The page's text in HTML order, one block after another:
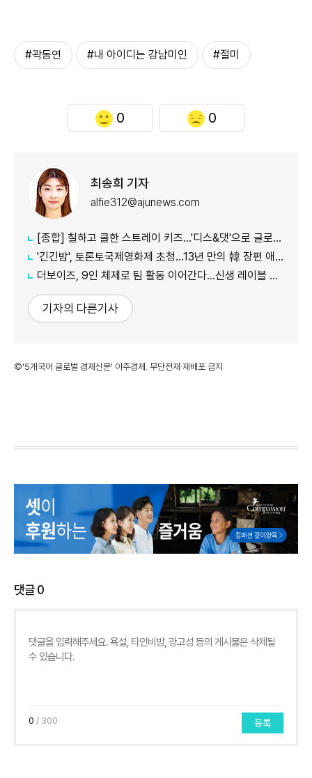
#곽동연 #내 아이디는 강남미인 #절미
0 0
최송희 기자
alfie312@ajunews.com
[종합] 칠하고 쿨한 스트레이 키즈…'디스&댓'으로 글로벌 질주
'긴긴밤', 토론토국제영화제 초청…13년 만의 韓 장편 애니
더보이즈, 9인 체제로 팀 활동 이어간다…신생 레이블 계약 완료
기자의 다른기사
©'5개국어 글로벌 경제신문' 아주경제. 무단전재·재배포 금지
댓글0
0 / 300 등록